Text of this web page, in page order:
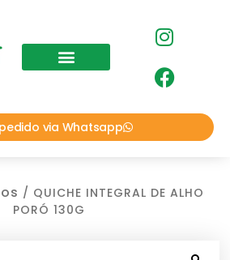
via Whatsapp
/ QUICHE INTEGRAL DE ALHO
PORÓ 130G